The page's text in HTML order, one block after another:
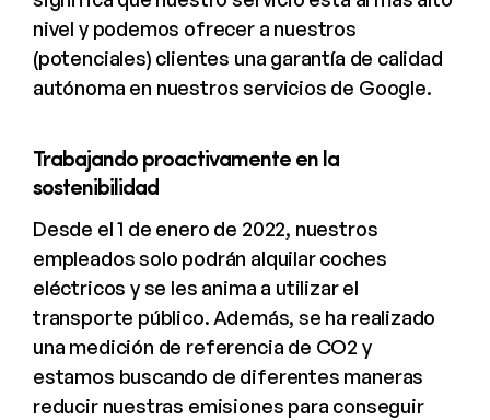
nivel y podemos ofrecer a nuestros
(potenciales) clientes una garantía de calidad
autónoma en nuestros servicios de Google.
Trabajando proactivamente en la
sostenibilidad
Desde el 1 de enero de 2022, nuestros
empleados solo podrán alquilar coches
eléctricos y se les anima a utilizar el
transporte público. Además, se ha realizado
una medición de referencia de CO2 y
estamos buscando de diferentes maneras
reducir nuestras emisiones para conseguir